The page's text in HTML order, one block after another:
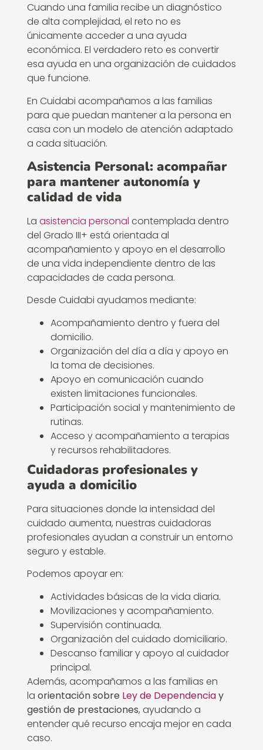
Cuando una familia recibe un diagnóstico
de alta complejidad, el reto no es
únicamente acceder a una ayuda
económica. El verdadero reto es convertir
esa ayuda en una organización de cuidados
que funcione.
En Cuidabi acompañamos a las familias
para que puedan mantener a la persona en
casa con un modelo de atención adaptado
a cada situación.
Asistencia Personal: acompañar
para mantener autonomía y
calidad de vida
La asistencia personal contemplada dentro
del Grado III+ está orientada al
acompañamiento y apoyo en el desarrollo
de una vida independiente dentro de las
capacidades de cada persona.
Desde Cuidabi ayudamos mediante:
Acompañamiento dentro y fuera del
domicilio.
Organización del día a día y apoyo en
la toma de decisiones.
Apoyo en comunicación cuando
existen limitaciones funcionales.
Participación social y mantenimiento de
rutinas.
Acceso y acompañamiento a terapias
y recursos rehabilitadores.
Cuidadoras profesionales y
ayuda a domicilio
Para situaciones donde la intensidad del
cuidado aumenta, nuestras cuidadoras
profesionales ayudan a construir un entorno
seguro y estable.
Podemos apoyar en:
Actividades básicas de la vida diaria.
Movilizaciones y acompañamiento.
Supervisión continuada.
Organización del cuidado domiciliario.
Descanso familiar y apoyo al cuidador
principal.
Además, acompañamos a las familias en
la orientación sobre Ley de Dependenciay
gestión de prestaciones, ayudando a
entender qué recurso encaja mejor en cada
caso.